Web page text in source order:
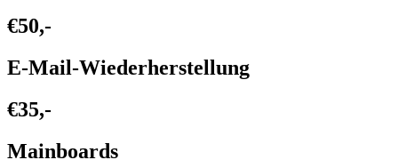
€50,-
E-Mail-Wiederherstellung
€35,-
Mainboards